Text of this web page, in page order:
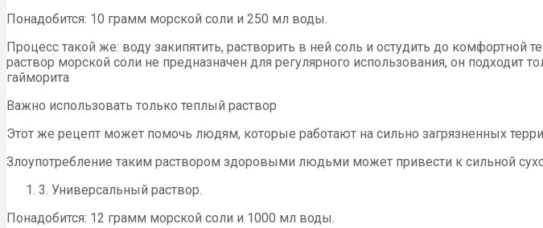
Понадобится: 10 грамм морской соли и 250 мл воды.
Процесс такой же: воду закипятить, растворить в ней соль и остудить до
раствор морской соли не предназначен для регулярного использования, он подходит
гайморита
Важно использовать только теплый раствор
Этот же рецепт может помочь людям, которые работают на сильно загрязненных
Злоупотребление таким раствором здоровыми людьми может привести к сильной
3. Универсальный раствор.
Понадобится: 12 грамм морской соли и 1000 мл воды.